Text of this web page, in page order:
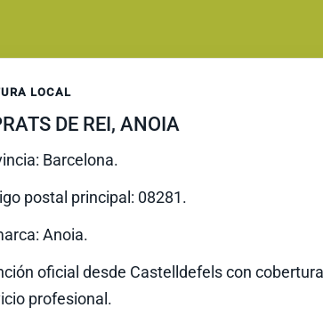
LOCAL
DE REI, ANOIA
Barcelona.
postal principal: 08281.
Anoia.
oficial desde Castelldefels con
profesional.